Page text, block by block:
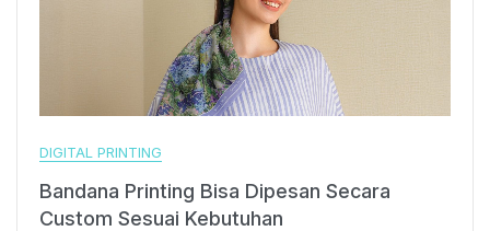
DIGITAL PRINTING
Bandana Printing Bisa Dipesan Secara
Custom Sesuai Kebutuhan